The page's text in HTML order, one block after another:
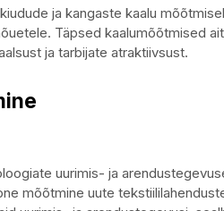
ja kangaste kaalu
Täpsed kaalumõõtmised
ja tarbijate atraktiivsust.
uurimis- ja
mõõtmine uute